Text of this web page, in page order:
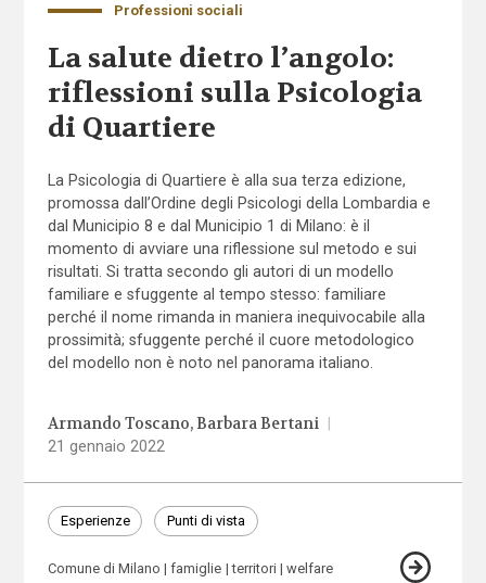
Professioni sociali
La salute dietro l’angolo:
riflessioni sulla Psicologia
di Quartiere
La Psicologia di Quartiere è alla sua terza edizione,
promossa dall’Ordine degli Psicologi della Lombardia e
dal Municipio 8 e dal Municipio 1 di Milano: è il
momento di avviare una riflessione sul metodo e sui
risultati. Si tratta secondo gli autori di un modello
familiare e sfuggente al tempo stesso: familiare
perché il nome rimanda in maniera inequivocabile alla
prossimità; sfuggente perché il cuore metodologico
del modello non è noto nel panorama italiano.
Armando Toscano Barbara Bertani
21 gennaio 2022
Esperienze Punti di vista
Comune di Milano famiglie territori welfare